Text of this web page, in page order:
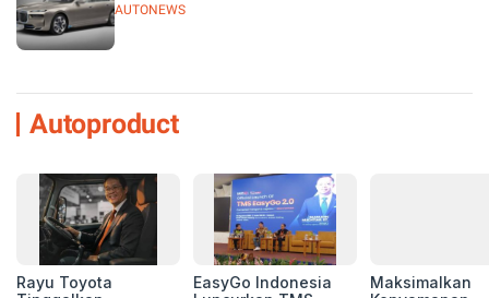
AUTONEWS
Autoproduct
Rayu Toyota
EasyGo Indonesia
Maksimalkan